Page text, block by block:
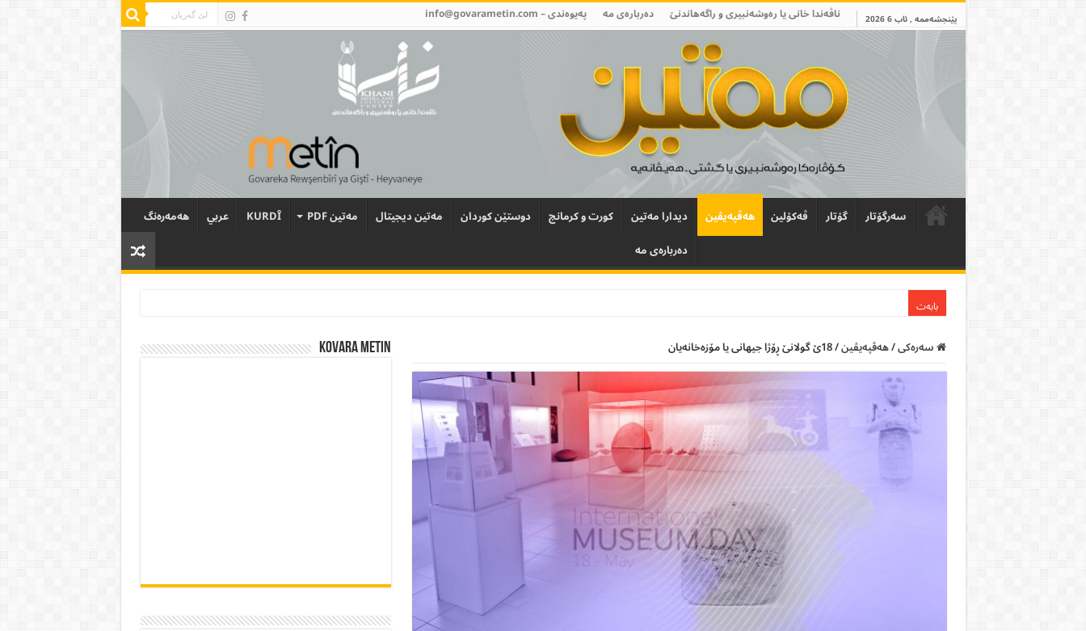
پێنجشەممە , ئاب 6 2026 ناڤەندا خانی یا رەوشەنبیری و راگەھاندنێ دەربارەی مە پەیوەندی –info@govarametin.com
سەرگۆتار گۆتار ڤەکۆلین ھەڤپەیڤین دیدارا مەتین کورت و کرمانج دوستێن کوردان مەتین دیجیتال مەتین PDF KURDÎ عربي
هەمەرەنگ
دەربارەی مە
بابەت
سەرەکی/ھەڤپەیڤین/18ێ گولانێ ڕۆژا جیھانی یا مۆزەخانەیان Kovara Metin